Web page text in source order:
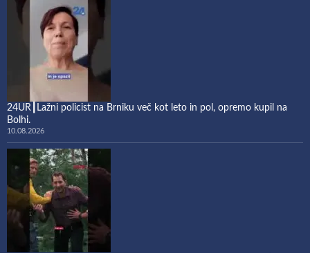
24UR┃Lažni policist na Brniku več kot leto in pol, opremo kupil na
Bolhi.
10.08.2026